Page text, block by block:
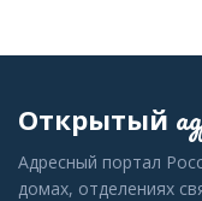
Открытый
Адресный портал
домах, отделениях